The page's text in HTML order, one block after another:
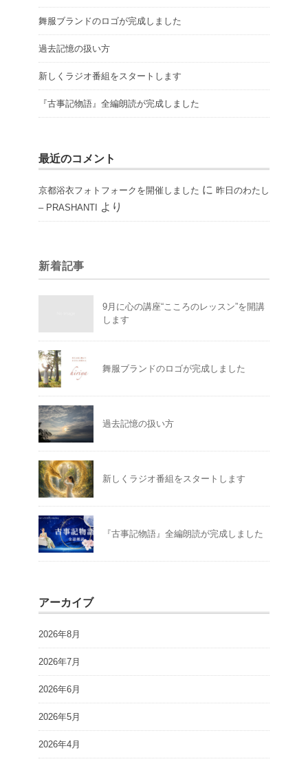
舞服ブランドのロゴが完成しました
過去記憶の扱い方
新しくラジオ番組をスタートします
『古事記物語』全編朗読が完成しました
最近のコメント
京都浴衣フォトフォークを開催しました に 昨日のわたし
– PRASHANTI
より
新着記事
9月に心の講座“こころのレッスン”を開講
します
舞服ブランドのロゴが完成しました
過去記憶の扱い方
新しくラジオ番組をスタートします
『古事記物語』全編朗読が完成しました
アーカイブ
2026年8月
2026年7月
2026年6月
2026年5月
2026年4月